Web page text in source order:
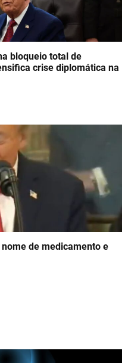
bloqueio total de
crise diplomática na
de medicamento e